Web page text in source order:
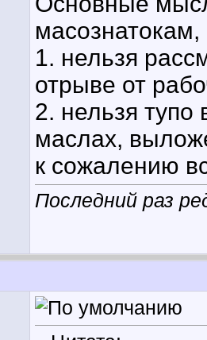
1. нельзя
отрыве от
2. нельзя тупо
маслах,
к сожалению
Последний раз